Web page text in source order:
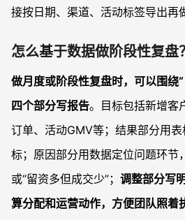
接按日期、渠道、活动标签导出再
怎么基于数据做阶段性复盘？
做月度或阶段性复盘时，可以围绕
四个部分写报告。目标包括新增客
订单、活动GMV等；结果部分用
标；原因部分用数据定位问题环节
或“留资多但成交少”； 调整部分写
算分配和运营动作，方便团队照着